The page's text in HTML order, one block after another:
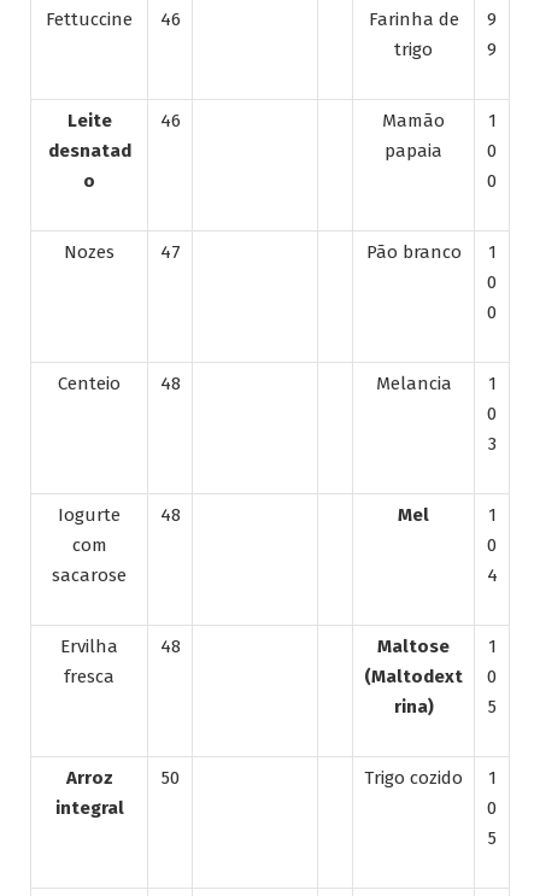
Fettuccine 46
Farinha de
trigo
9
9
Leite
desnatad
o
46
Mamão
papaia
1
0
0
Nozes 47 Pão branco
1
0
0
Centeio 48 Melancia
1
0
3
Iogurte
com
sacarose
48 Mel
1
0
4
Ervilha
fresca
48
Maltose
(Maltodext
rina)
1
0
5
Arroz
integral
50 Trigo cozido
1
0
5